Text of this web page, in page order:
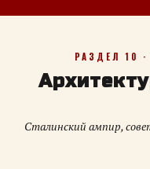
РАЗДЕЛ 10
Сталинский ампир,